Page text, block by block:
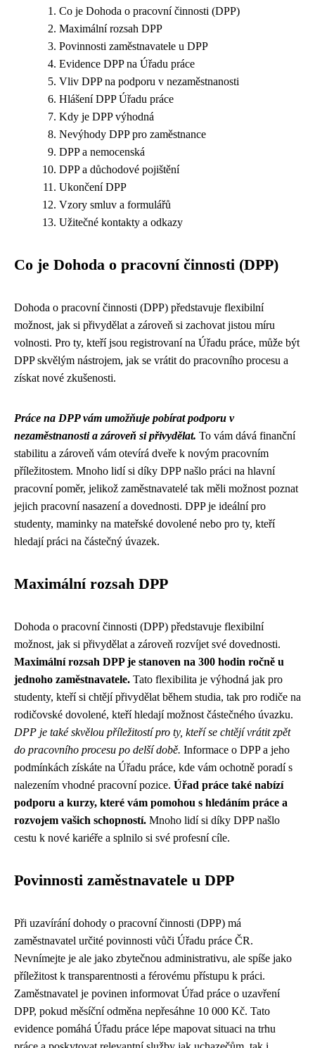
Co je Dohoda o pracovní činnosti (DPP)
Maximální rozsah DPP
Povinnosti zaměstnavatele u DPP
Evidence DPP na Úřadu práce
Vliv DPP na podporu v nezaměstnanosti
Hlášení DPP Úřadu práce
Kdy je DPP výhodná
Nevýhody DPP pro zaměstnance
DPP a nemocenská
DPP a důchodové pojištění
Ukončení DPP
Vzory smluv a formulářů
Užitečné kontakty a odkazy
Co je Dohoda o pracovní činnosti (DPP)
Dohoda o pracovní činnosti (DPP) představuje flexibilní
možnost, jak si přivydělat a zároveň si zachovat jistou míru
volnosti. Pro ty, kteří jsou registrovaní na Úřadu práce, může být
DPP skvělým nástrojem, jak se vrátit do pracovního procesu a
získat nové zkušenosti.
Práce na DPP vám umožňuje pobírat podporu v
nezaměstnanosti a zároveň si přivydělat. To vám dává finanční
stabilitu a zároveň vám otevírá dveře k novým pracovním
příležitostem. Mnoho lidí si díky DPP našlo práci na hlavní
pracovní poměr, jelikož zaměstnavatelé tak měli možnost poznat
jejich pracovní nasazení a dovednosti. DPP je ideální pro
studenty, maminky na mateřské dovolené nebo pro ty, kteří
hledají práci na částečný úvazek.
Maximální rozsah DPP
Dohoda o pracovní činnosti (DPP) představuje flexibilní
možnost, jak si přivydělat a zároveň rozvíjet své dovednosti.
Maximální rozsah DPP je stanoven na 300 hodin ročně u
jednoho zaměstnavatele. Tato flexibilita je výhodná jak pro
studenty, kteří si chtějí přivydělat během studia, tak pro rodiče na
rodičovské dovolené, kteří hledají možnost částečného úvazku.
DPP je také skvělou příležitostí pro ty, kteří se chtějí vrátit zpět
do pracovního procesu po delší době. Informace o DPP a jeho
podmínkách získáte na Úřadu práce, kde vám ochotně poradí s
nalezením vhodné pracovní pozice. Úřad práce také nabízí
podporu a kurzy, které vám pomohou s hledáním práce a
rozvojem vašich schopností. Mnoho lidí si díky DPP našlo
cestu k nové kariéře a splnilo si své profesní cíle.
Povinnosti zaměstnavatele u DPP
Při uzavírání dohody o pracovní činnosti (DPP) má
zaměstnavatel určité povinnosti vůči Úřadu práce ČR.
Nevnímejte je ale jako zbytečnou administrativu, ale spíše jako
příležitost k transparentnosti a férovému přístupu k práci.
Zaměstnavatel je povinen informovat Úřad práce o uzavření
DPP, pokud měsíční odměna nepřesáhne 10 000 Kč. Tato
evidence pomáhá Úřadu práce lépe mapovat situaci na trhu